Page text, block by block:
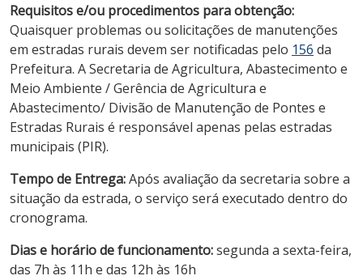
Requisitos e/ou procedimentos para obtenção:
Quaisquer problemas ou solicitações de manutenções
em estradas rurais devem ser notificadas pelo 156 da
Prefeitura. A Secretaria de Agricultura, Abastecimento e
Meio Ambiente / Gerência de Agricultura e
Abastecimento/ Divisão de Manutenção de Pontes e
Estradas Rurais é responsável apenas pelas estradas
municipais (PIR).
Tempo de Entrega:Após avaliação da secretaria sobre a
situação da estrada, o serviço será executado dentro do
cronograma.
Dias e horário de funcionamento:segunda a sexta-feira,
das 7h às 11h e das 12h às 16h